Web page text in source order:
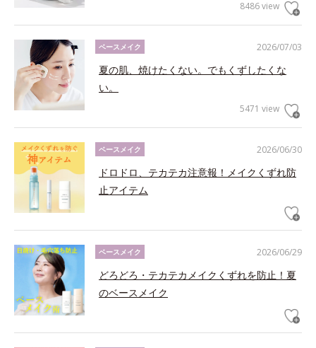
8486 view
2026/07/03
ベースメイク
夏の肌、焼けたくない。でもくずしたくな
い。
5471 view
2026/06/30
ベースメイク
ドロドロ、テカテカ注意報！メイクくずれ防
止アイテム
2026/06/29
ベースメイク
どろどろ・テカテカメイクくずれを防止！夏
のベースメイク